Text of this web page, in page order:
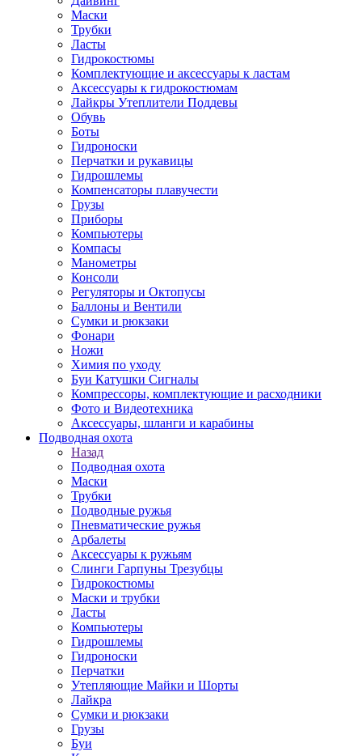
Маски
Трубки
Ласты
Гидрокостюмы
Комплектующие и аксессуары к ластам
Аксессуары к гидрокостюмам
Лайкры Утеплители Поддевы
Обувь
Боты
Гидроноски
Перчатки и рукавицы
Гидрошлемы
Компенсаторы плавучести
Грузы
Приборы
Компьютеры
Компасы
Манометры
Консоли
Регуляторы и Октопусы
Баллоны и Вентили
Сумки и рюкзаки
Фонари
Ножи
Химия по уходу
Буи Катушки Сигналы
Компрессоры, комплектующие и расходники
Фото и Видеотехника
Аксессуары, шланги и карабины
Подводная охота
Назад
Подводная охота
Маски
Трубки
Подводные ружья
Пневматические ружья
Арбалеты
Аксессуары к ружьям
Слинги Гарпуны Трезубцы
Гидрокостюмы
Маски и трубки
Ласты
Компьютеры
Гидрошлемы
Гидроноски
Перчатки
Утепляющие Майки и Шорты
Лайкра
Сумки и рюкзаки
Грузы
Буи